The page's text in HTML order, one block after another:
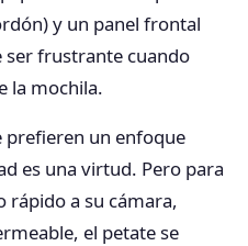
y un panel frontal
ser frustrante cuando
la mochila.
prefieren un enfoque
es una virtud. Pero para
rápido a su cámara,
el petate se